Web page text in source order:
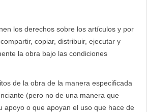
los derechos sobre los artículos y por
copiar, distribuir, ejecutar y
la obra bajo las condiciones
de la obra de la manera especificada
(pero no de una manera que
apoyo o que apoyan el uso que hace de